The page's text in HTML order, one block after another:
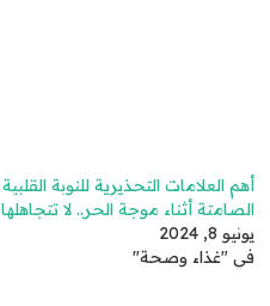
أهم العلامات التحذيرية للنوبة القلبية
الصامتة أثناء موجة الحر.. لا تتجاهلها
يونيو 8, 2024
في "غذاء وصحة"